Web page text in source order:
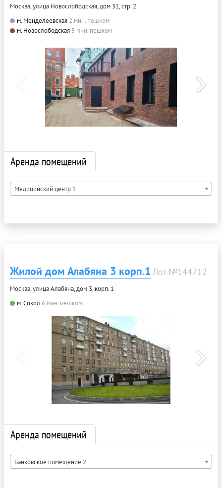
Москва, улица Новослободская, дом 31, стр. 2
м. Менделеевская 2 мин. пешком
м. Новослободская 5 мин. пешком
Аренда помещений
Медицинский центр 1
Жилой дом Алабяна 3 корп.1 Лот №144712
Москва, улица Алабяна, дом 3, корп. 1
м. Сокол 6 мин. пешком
Аренда помещений
Банковское помещение 2